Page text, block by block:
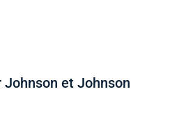
Johnson et Johnson